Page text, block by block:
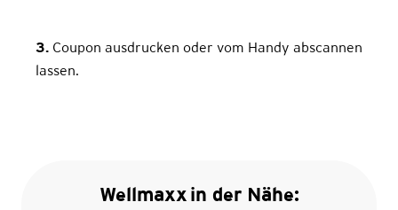
3. Coupon ausdrucken oder vom Handy abscannen
lassen.
Wellmaxxin der Nähe: